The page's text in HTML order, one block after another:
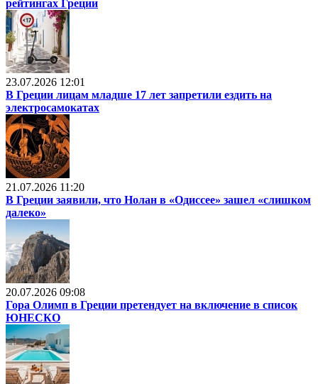
рейтингах Греции
23.07.2026 12:01
В Греции лицам младше 17 лет запретили ездить на
электросамокатах
21.07.2026 11:20
В Греции заявили, что Нолан в «Одиссее» зашел «слишком
далеко»
20.07.2026 09:08
Гора Олимп в Греции претендует на включение в список
ЮНЕСКО